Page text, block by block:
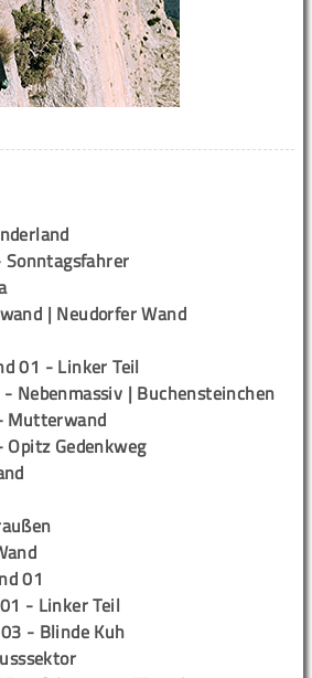
| Neudorfer Wand
01 - Linker Teil
Nebenmassiv | Buchensteinchen
Mutterwand
Gedenkweg
01
- Linker Teil
- Blinde Kuh